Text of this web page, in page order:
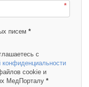
*
писем *
с
конфиденциальности
cookie и
МедПорталу *